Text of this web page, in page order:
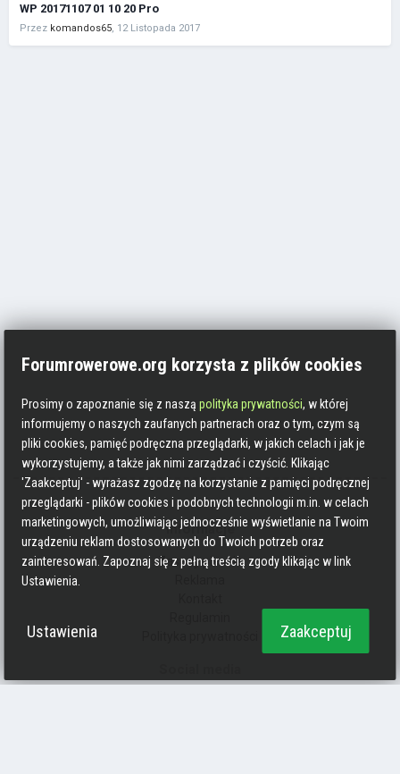
WP 20171107 01 10 20 Pro
Przez komandos65 12 Listopada 2017
Informacje
Zasady pisania
Forumrowerowe.org korzysta z plików cookies
Prosimy o zapoznanie się z nasząpolityka prywatności, w której
informujemy o naszych zaufanych partnerach oraz o tym, czym są
pliki cookies, pamięć podręczna przeglądarki, w jakich celach i jak je
wykorzystujemy, a także jak nimi zarządzać i czyścić. Klikając
'Zaakceptuj' - wyrażasz zgodzę na korzystanie z pamięci podręcznej
przeglądarki - plików cookies i podobnych technologii m.in. w celach
marketingowych, umożliwiając jednocześnie wyświetlanie na Twoim
urządzeniu reklam dostosowanych do Twoich potrzeb oraz
zainteresowań. Zapoznaj się z pełną treścią zgody klikając w link
Ustawienia.
Ustawienia Zaakceptuj